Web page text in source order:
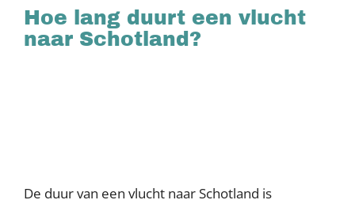
Hoe lang duurt een vlucht
naar Schotland?
De duur van een vlucht naar Schotland is